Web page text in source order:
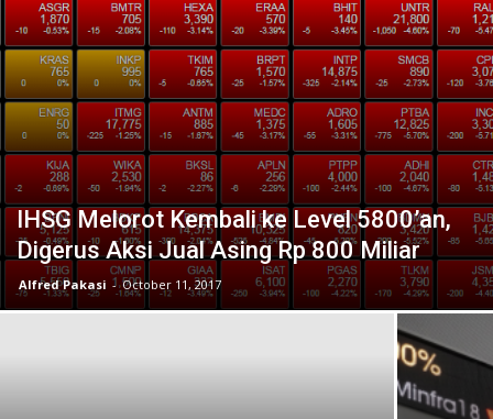
IHSG Melorot Kembali ke Level 5800’an,
Digerus Aksi Jual Asing Rp 800 Miliar
Alfred Pakasi - October 11, 2017